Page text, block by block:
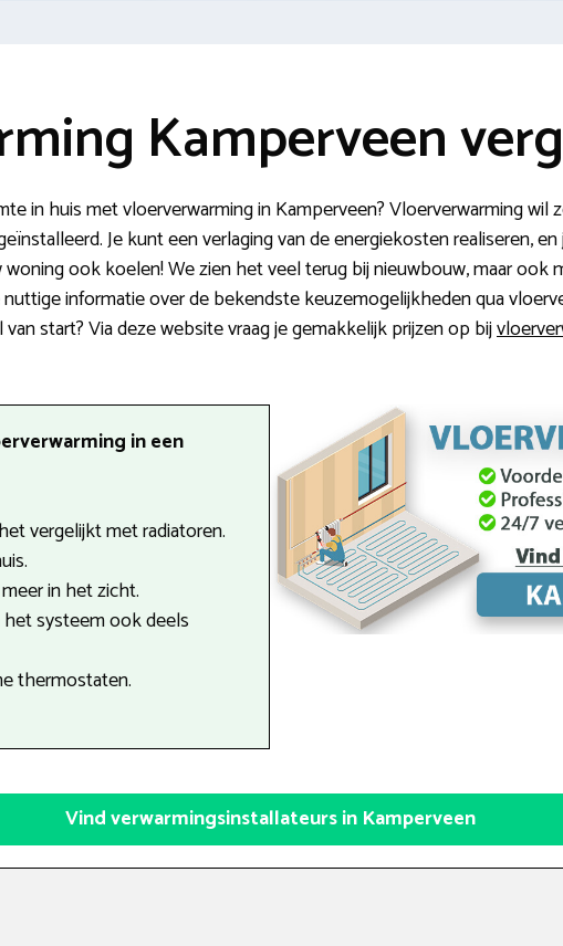
Kamperveen
in huis met vloerverwarming in Kamperveen? Vloerverwarming wil
Je kunt een verlaging van de energiekosten realiseren,
ook koelen! We zien het veel terug bij nieuwbouw, maar
informatie over de bekendste keuzemogelijkheden qua
start? Via deze website vraag je gemakkelijk prijzen op bij
in een
vergelijkt met radiatoren.
in het zicht.
systeem ook deels
thermostaten.
Vind verwarmingsinstallateurs in Kamperveen